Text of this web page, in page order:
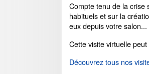
Compte tenu de la crise
habituels et sur la
eux depuis votre salon...
Cette visite virtuelle
Découvrez tous nos